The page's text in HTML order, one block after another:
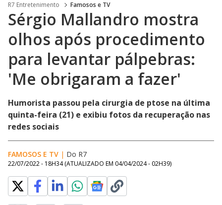
R7 Entretenimento Famosos e TV
Sérgio Mallandro mostra
olhos após procedimento
para levantar pálpebras:
'Me obrigaram a fazer'
Humorista passou pela cirurgia de ptose na última
quinta-feira (21) e exibiu fotos da recuperação nas
redes sociais
FAMOSOS E TV | Do R7
22/07/2022 - 18H34 (ATUALIZADO EM 04/04/2024 - 02H39)